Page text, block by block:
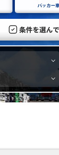
条件を選ん